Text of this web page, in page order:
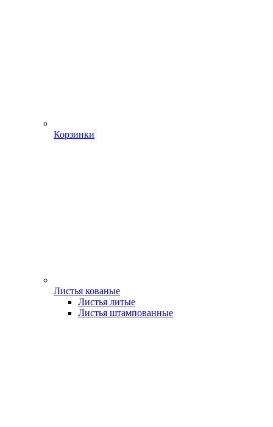
Корзинки
Листья кованые
Листья литые
Листья штампованные